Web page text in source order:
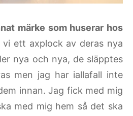
märke som huserar hos
vi ett axplock av deras nya
nya och nya, de släpptes
men jag har iallafall inte
innan. Jag fick med mig
med mig hem så det ska